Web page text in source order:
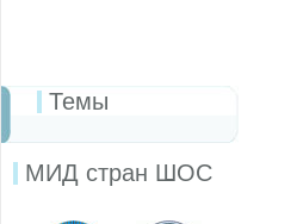
Темы
МИД стран ШОС